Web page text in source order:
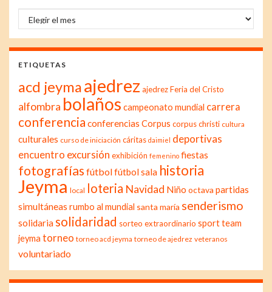
Archivo
ETIQUETAS
acd jeymaajedrez ajedrez Feria del Cristo
alfombra bolaños campeonato mundial carrera
conferencia conferencias Corpus corpus christi cultura
culturales curso de iniciación cáritas daimiel deportivas
encuentro excursión exhibición femenino fiestas
fotografías fútbolfútbol sala historia
Jeyma local loteria Navidad Niño octava partidas
simultáneas rumbo al mundial santa maría senderismo
solidaria solidaridad sorteo extraordinario sport team
jeyma torneo torneo acd jeyma torneo de ajedrez veteranos
voluntariado